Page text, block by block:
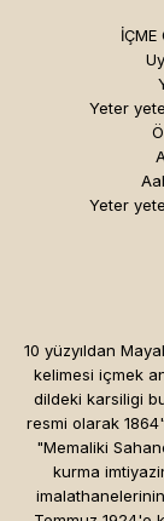
Yeter
Yeter
10 yüzyıldan
kelimesi içmek
dildeki karsiligi
resmi olarak
"Memaliki
kurma